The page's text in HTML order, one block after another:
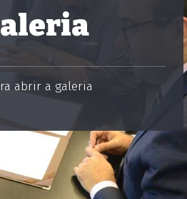
abrir a galeria